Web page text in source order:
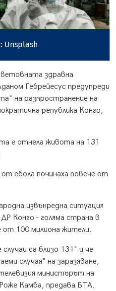
Unsplash
здравна
Гебрейесус предупреди
на разпространение на
република Конго,
е отнела живота на 131
ебола починаха повече от
извънредна ситуация
Конго - голяма страна в
от 100 милиона жители.
са близо 131" и че
случая" на заразяване,
министърът на
Камба, предава БТА.